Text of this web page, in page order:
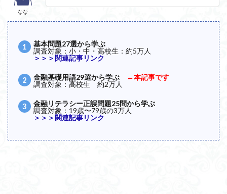
なな
基本問題27選から学ぶ
調査対象：小・中・高校生：約5万人
＞＞＞関連記事リンク
金融基礎用語29選から学ぶ
←本記事です
調査対象：高校生 約2万人
金融リテラシー正誤問題25問から学ぶ
調査対象：19歳〜79歳の3万人
＞＞＞関連記事リンク